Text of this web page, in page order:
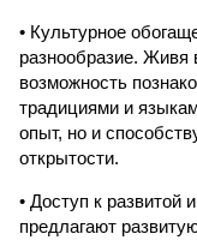
• Культурное
разнообразие. Живя
возможность
традициями и
опыт, но и
открытости.
• Доступ к развитой
предлагают